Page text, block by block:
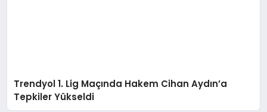
Trendyol 1. Lig Maçında Hakem Cihan Aydın’a
Tepkiler Yükseldi